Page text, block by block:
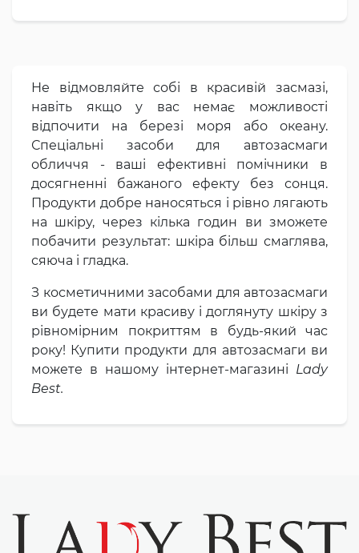
Не відмовляйте собі в красивій засмазі,
навіть якщо у вас немає можливості
відпочити на березі моря або океану.
Спеціальні засоби для автозасмаги
обличчя - ваші ефективні помічники в
досягненні бажаного ефекту без сонця.
Продукти добре наносяться і рівно лягають
на шкіру, через кілька годин ви зможете
побачити результат: шкіра більш смаглява,
сяюча і гладка.
З косметичними засобами для автозасмаги
ви будете мати красиву і доглянуту шкіру з
рівномірним покриттям в будь-який час
року! Купити продукти для автозасмаги ви
можете в нашому інтернет-магазині Lady
Best.